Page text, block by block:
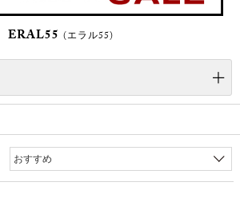
ERAL55 (エラル55)